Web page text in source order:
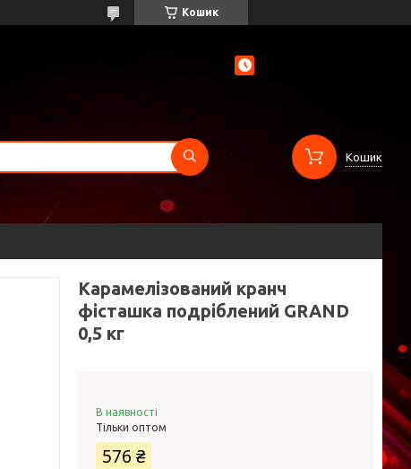
Кошик
Кошик
Карамелізований кранч
фісташка подріблений GRAND
0,5 кг
В наявності
Тільки оптом
576 ₴